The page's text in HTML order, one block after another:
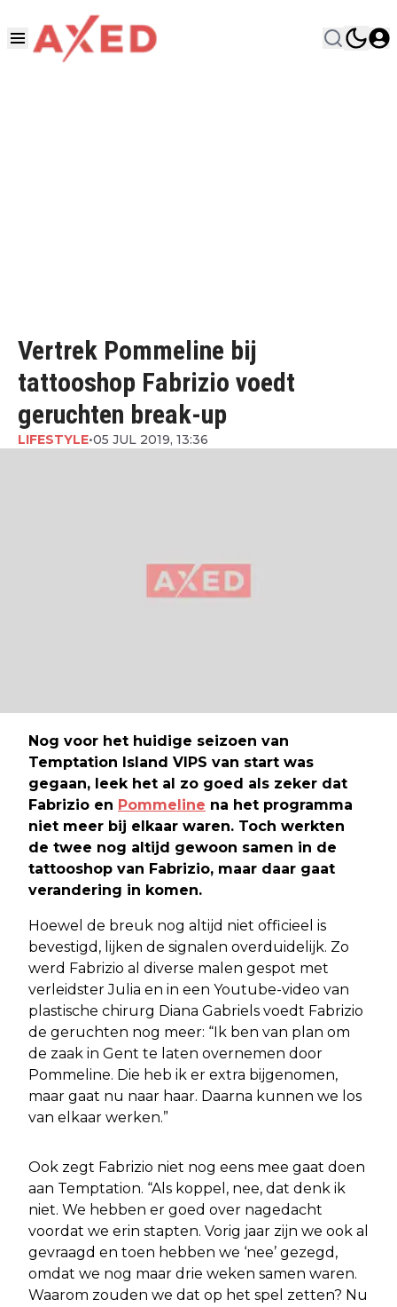
Vertrek Pommeline bij
tattooshop Fabrizio voedt
geruchten break-up
LIFESTYLE•05 JUL 2019, 13:36
Nog voor het huidige seizoen van
Temptation Island VIPS van start was
gegaan, leek het al zo goed als zeker dat
Fabrizio en Pommeline na het programma
niet meer bij elkaar waren. Toch werkten
de twee nog altijd gewoon samen in de
tattooshop van Fabrizio, maar daar gaat
verandering in komen.
Hoewel de breuk nog altijd niet officieel is
bevestigd, lijken de signalen overduidelijk. Zo
werd Fabrizio al diverse malen gespot met
verleidster Julia en in een Youtube-video van
plastische chirurg Diana Gabriels voedt Fabrizio
de geruchten nog meer: “Ik ben van plan om
de zaak in Gent te laten overnemen door
Pommeline. Die heb ik er extra bijgenomen,
maar gaat nu naar haar. Daarna kunnen we los
van elkaar werken.”
Ook zegt Fabrizio niet nog eens mee gaat doen
aan Temptation. “Als koppel, nee, dat denk ik
niet. We hebben er goed over nagedacht
voordat we erin stapten. Vorig jaar zijn we ook al
gevraagd en toen hebben we ‘nee’ gezegd,
omdat we nog maar drie weken samen waren.
Waarom zouden we dat op het spel zetten? Nu